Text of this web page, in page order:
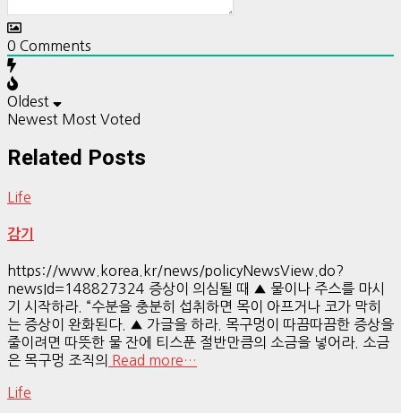
0 Comments
Oldest
Newest Most Voted
Related Posts
Life
감기
https://www.korea.kr/news/policyNewsView.do?
newsId=148827324 증상이 의심될 때 ▲ 물이나 주스를 마시
기 시작하라. “수분을 충분히 섭취하면 목이 아프거나 코가 막히
는 증상이 완화된다. ▲ 가글을 하라. 목구멍이 따끔따끔한 증상을
줄이려면 따뜻한 물 잔에 티스푼 절반만큼의 소금을 넣어라. 소금
은 목구멍 조직의
Read more…
Life